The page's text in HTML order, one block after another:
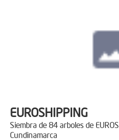
EUROSHIPPING
Siembra de 84 arboles de
Cundinamarca